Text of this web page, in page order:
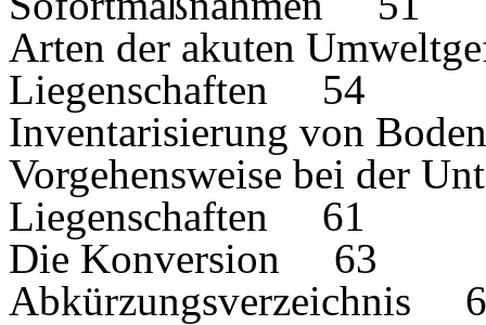
Arten der akuten
Liegenschaften 54
Inventarisierung von
Vorgehensweise bei der
Liegenschaften 61
Die Konversion 63
Abkürzungsverzeichnis